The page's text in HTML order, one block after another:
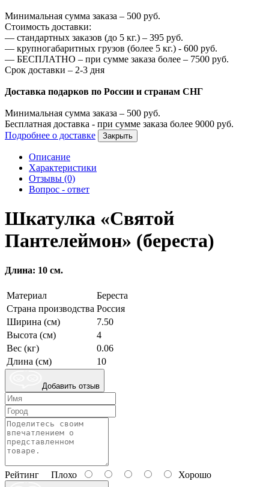
Минимальная сумма заказа – 500 руб.
Стоимость доставки:
— стандартных заказов (до 5 кг.) – 395 руб.
— крупногабаритных грузов (более 5 кг.) - 600 руб.
— БЕСПЛАТНО – при сумме заказа более – 7500 руб.
Срок доставки – 2-3 дня
Доставка подарков по России и странам СНГ
Минимальная сумма заказа – 500 руб.
Бесплатная доставка - при сумме заказа более 9000 руб.
Подробнее о доставке
Закрыть
Описание
Характеристики
Отзывы (0)
Вопрос - ответ
Шкатулка «Святой
Пантелеймон» (береста)
Длина: 10 см.
Материал
Береста
Страна производства Россия
Ширина (см)
7.50
Высота (см)
4
Вес (кг)
0.06
Длина (см)
10
Добавить отзыв
Рейтинг Плохо Хорошо